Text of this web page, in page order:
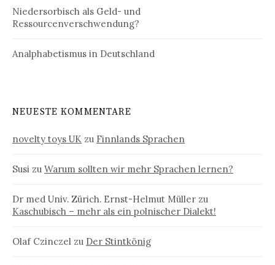
Niedersorbisch als Geld- und
Ressourcenverschwendung?
Analphabetismus in Deutschland
NEUESTE KOMMENTARE
novelty toys UK zu Finnlands Sprachen
Susi zu Warum sollten wir mehr Sprachen lernen?
Dr med Univ. Zürich. Ernst-Helmut Müller zu
Kaschubisch – mehr als ein polnischer Dialekt!
Olaf Czinczel zu Der Stintkönig